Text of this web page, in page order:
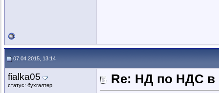
07.04.2015, 13:14
fialka05
статус: бухгалтер
Re: НД по НДС в